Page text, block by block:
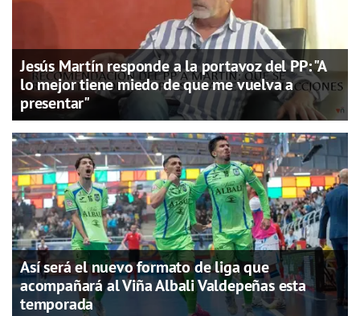
Jesús Martín responde a la portavoz del PP: "A
lo mejor tiene miedo de que me vuelva a
presentar"
Así será el nuevo formato de liga que
acompañará al Viña Albali Valdepeñas esta
temporada